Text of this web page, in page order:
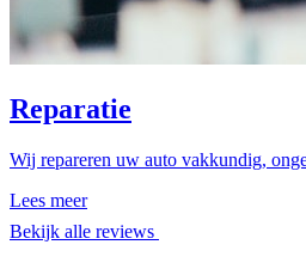
Reparatie
Wij repareren uw auto vakkundig,
Lees meer
Bekijk alle reviews